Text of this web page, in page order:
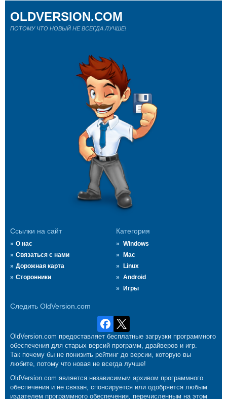
Ссылки на сайт
О нас
Связаться с нами
Дорожная карта
Сторонники
Категория
Windows
Mac
Linux
Android
Игры
Следить OldVersion.com
OLDVERSION.COM
ПОТОМУ ЧТО НОВЫЙ НЕ ВСЕГДА ЛУЧШЕ!
OldVersion.com предоставляет бесплатные загрузки программного
обеспечения для старых версий программ, драйверов и игр.
Так почему бы не понизить рейтинг до версии, которую вы
любите, потому что новая не всегда лучше!
OldVersion.com является независимым архивом программного
обеспечения и не связан, спонсируется или одобряется любым
издателем программного обеспечения, перечисленным на этом